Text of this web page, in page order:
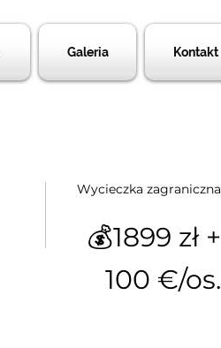
Galeria Kontakt
Wycieczka zagraniczna
💰1899 zł +
100 €/os.